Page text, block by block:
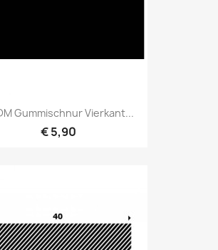
Gummischnur Vierkant...
€ 5,90